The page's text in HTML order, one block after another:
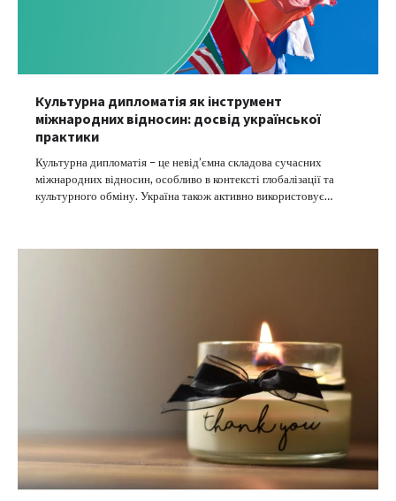
Культурна дипломатія як інструмент
міжнародних відносин: досвід української
практики
Культурна дипломатія – це невід’ємна складова сучасних
міжнародних відносин, особливо в контексті глобалізації та
культурного обміну. Україна також активно використовує…